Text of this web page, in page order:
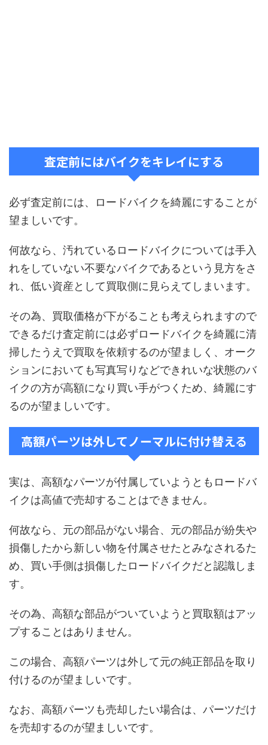
査定前にはバイクをキレイにする
必ず査定前には、ロードバイクを綺麗にすることが
望ましいです。
何故なら、汚れているロードバイクについては手入
れをしていない不要なバイクであるという見方をさ
れ、低い資産として買取側に見らえてしまいます。
その為、買取価格が下がることも考えられますので
できるだけ査定前には必ずロードバイクを綺麗に清
掃したうえで買取を依頼するのが望ましく、オーク
ションにおいても写真写りなどできれいな状態のバ
イクの方が高額になり買い手がつくため、綺麗にす
るのが望ましいです。
高額パーツは外してノーマルに付け替える
実は、高額なパーツが付属していようともロードバ
イクは高値で売却することはできません。
何故なら、元の部品がない場合、元の部品が紛失や
損傷したから新しい物を付属させたとみなされるた
め、買い手側は損傷したロードバイクだと認識しま
す。
その為、高額な部品がついていようと買取額はアッ
プすることはありません。
この場合、高額パーツは外して元の純正部品を取り
付けるのが望ましいです。
なお、高額パーツも売却したい場合は、パーツだけ
を売却するのが望ましいです。